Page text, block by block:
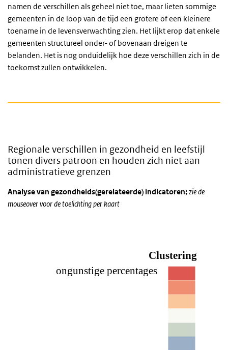
namen de verschillen als geheel niet toe, maar lieten sommige
gemeenten in de loop van de tijd een grotere of een kleinere
toename in de levensverwachting zien. Het lijkt erop dat enkele
gemeenten structureel onder- of bovenaan dreigen te
belanden. Het is nog onduidelijk hoe deze verschillen zich in de
toekomst zullen ontwikkelen.
Regionale verschillen in gezondheid en leefstijl
tonen divers patroon en houden zich niet aan
administratieve grenzen
Analyse van gezondheids(gerelateerde) indicatoren;zie de
mouseover voor de toelichting per kaart